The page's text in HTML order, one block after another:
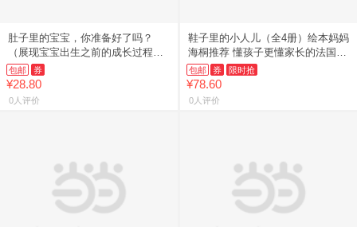
肚子里的宝宝，你准备好了吗？
（展现宝宝出生之前的成长过程）
温暖幽默的生命教育绘本 以孩子的
视角描述了十月怀胎的过程，一个
包邮 券
¥28.80
0人评价
鞋子里的小人儿（全4册）绘本妈妈
海桐推荐 懂孩子更懂家长的法国成
长童话绘本 博洛尼亚大奖金牌搭档
联手打造 让孩子在故事中
包邮 券 限时抢
¥78.60
0人评价